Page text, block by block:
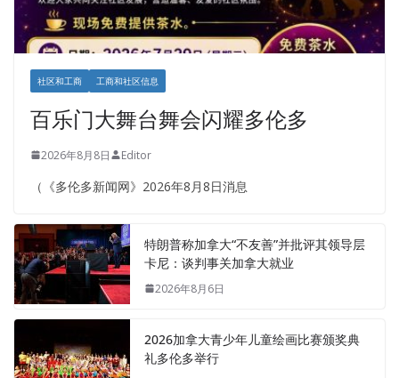
社区和工商 工商和社区信息
百乐门大舞台舞会闪耀多伦多
2026年8月8日 Editor
（《多伦多新闻网》2026年8月8日消息
特朗普称加拿大“不友善”并批评其领导层
卡尼：谈判事关加拿大就业
2026年8月6日
2026加拿大青少年儿童绘画比赛颁奖典
礼多伦多举行